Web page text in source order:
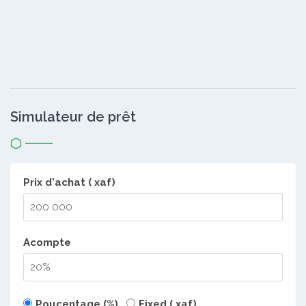
Simulateur de prêt
Prix d'achat ( xaf)
Acompte